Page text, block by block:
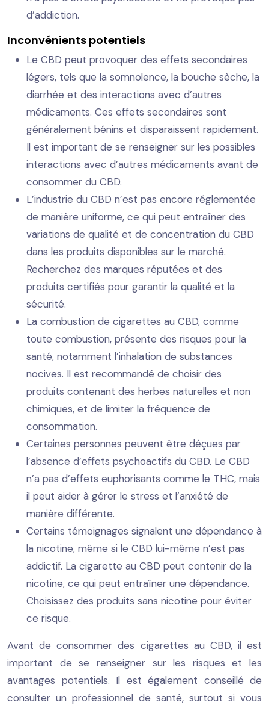
d’addiction.
Inconvénients potentiels
Le CBD peut provoquer des effets secondaires
légers, tels que la somnolence, la bouche sèche, la
diarrhée et des interactions avec d’autres
médicaments. Ces effets secondaires sont
généralement bénins et disparaissent rapidement.
Il est important de se renseigner sur les possibles
interactions avec d’autres médicaments avant de
consommer du CBD.
L’industrie du CBD n’est pas encore réglementée
de manière uniforme, ce qui peut entraîner des
variations de qualité et de concentration du CBD
dans les produits disponibles sur le marché.
Recherchez des marques réputées et des
produits certifiés pour garantir la qualité et la
sécurité.
La combustion de cigarettes au CBD, comme
toute combustion, présente des risques pour la
santé, notamment l’inhalation de substances
nocives. Il est recommandé de choisir des
produits contenant des herbes naturelles et non
chimiques, et de limiter la fréquence de
consommation.
Certaines personnes peuvent être déçues par
l’absence d’effets psychoactifs du CBD. Le CBD
n’a pas d’effets euphorisants comme le THC, mais
il peut aider à gérer le stress et l’anxiété de
manière différente.
Certains témoignages signalent une dépendance à
la nicotine, même si le CBD lui-même n’est pas
addictif. La cigarette au CBD peut contenir de la
nicotine, ce qui peut entraîner une dépendance.
Choisissez des produits sans nicotine pour éviter
ce risque.
Avant de consommer des cigarettes au CBD, il est
important de se renseigner sur les risques et les
avantages potentiels. Il est également conseillé de
consulter un professionnel de santé, surtout si vous